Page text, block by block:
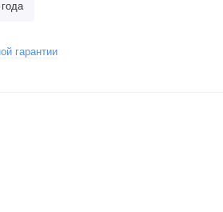
гарантии